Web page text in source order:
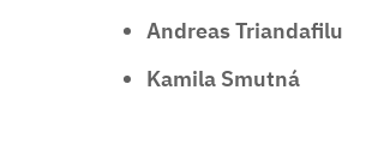
Andreas Triandafilu
Kamila Smutná